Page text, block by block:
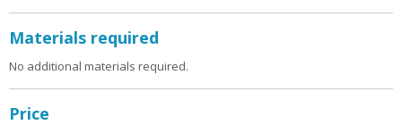
Materials required
No additional materials required.
Price